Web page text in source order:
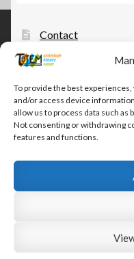
To provide the best
and/or access device
allow us to process data such as
Not consenting or withdrawing
features and functions.
Contact
Tautem – édition,
CGV-CGU Tautem
Conditions
Recherche
Recherche